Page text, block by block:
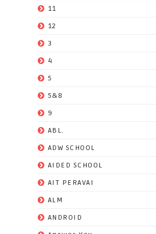
11
12
3
4
5
5&8
9
ABL.
ADW SCHOOL
AIDED SCHOOL
AIT PERAVAI
ALM
ANDROID